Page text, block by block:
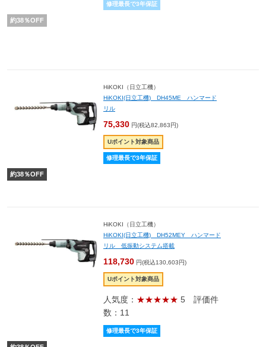
修理最長で3年保証
約38％OFF
HiKOKI（日立工機）
HiKOKI(日立工機) DH45ME ハンマード
リル
75,330 円(税込82,863円)
Uポイント対象商品
修理最長で3年保証
約38％OFF
HiKOKI（日立工機）
HiKOKI(日立工機) DH52MEY ハンマード
リル 低振動システム搭載
118,730 円(税込130,603円)
Uポイント対象商品
人気度： ★★★★★ 5 評価件
数：11
修理最長で3年保証